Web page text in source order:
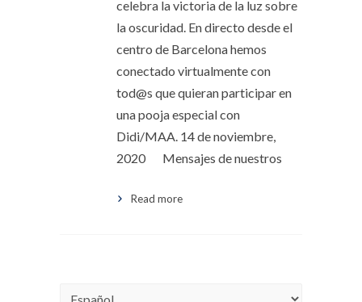
celebra la victoria de la luz sobre
la oscuridad. En directo desde el
centro de Barcelona hemos
conectado virtualmente con
tod@s que quieran participar en
una pooja especial con
Didi/MAA. 14 de noviembre,
2020 Mensajes de nuestros
Read more
Choose